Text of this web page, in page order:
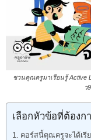
ชวนคุณครูมาเรียนรู้ Active
ว
เลือกหัวข้อที่ต้องก
คอร์สนี้คุณครูจะได้เรี